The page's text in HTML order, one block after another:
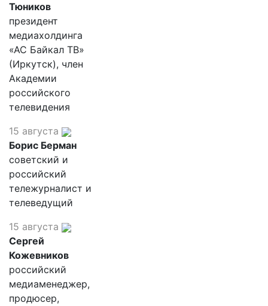
Тюников
президент
медиахолдинга
«АС Байкал ТВ»
(Иркутск), член
Академии
российского
телевидения
15 августа
Борис Берман
советский и
российский
тележурналист и
телеведущий
15 августа
Сергей
Кожевников
российский
медиаменеджер,
продюсер,